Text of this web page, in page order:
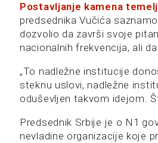
Postavljanje kamena
predsednika Vučića
dozvolio da završi svoje
nacionalnih frekvencija, ali
„To nadležne institucije
steknu uslovi, nadležne
oduševljen takvom idejom.
Predsednik Srbije je o N1
nevladine organizacije koje